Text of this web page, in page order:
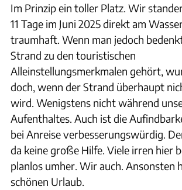
Im Prinzip ein toller Platz. Wir
11 Tage im Juni 2025 direkt am
traumhaft. Wenn man jedoch
Strand zu den touristischen
Alleinstellungsmerkmalen gehört,
doch, wenn der Strand überhaupt
wird. Wenigstens nicht während
Aufenthaltes. Auch ist die
bei Anreise verbesserungswürdig.
da keine große Hilfe. Viele irren hier
planlos umher. Wir auch. Ansonsten
schönen Urlaub.